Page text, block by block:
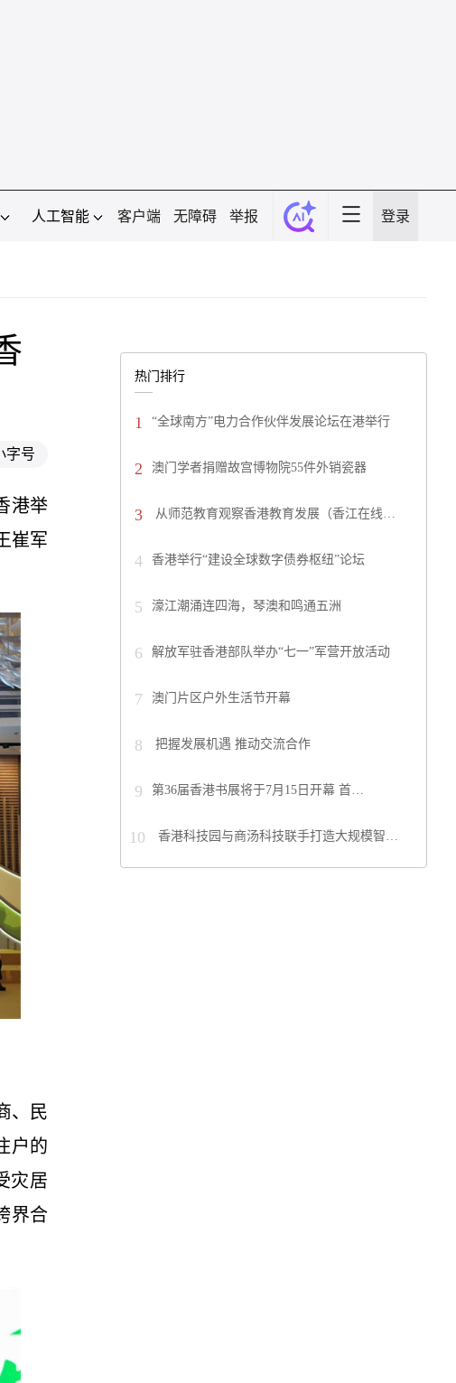
人工智能 客户端 无障碍 举报 登录
字号
港举
崔军
、民
户的
灾居
界合
热门排行
1 “全球南方”电力合作伙伴发展论坛在港举行
2 澳门学者捐赠故宫博物院55件外销瓷器
3 从师范教育观察香港教育发展（香江在线…
4 香港举行“建设全球数字债券枢纽”论坛
5 濠江潮涌连四海，琴澳和鸣通五洲
6 解放军驻香港部队举办“七一”军营开放活动
7 澳门片区户外生活节开幕
8 把握发展机遇 推动交流合作
9 第36届香港书展将于7月15日开幕 首…
10 香港科技园与商汤科技联手打造大规模智…